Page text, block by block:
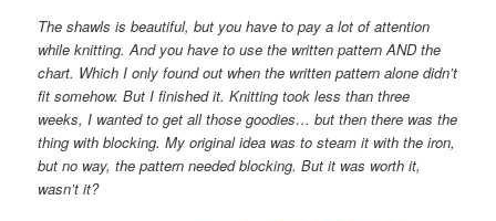
The shawls is beautiful, but you have to pay a lot of attention
while knitting. And you have to use the written pattern AND the
chart. Which I only found out when the written pattern alone didn’t
fit somehow. But I finished it. Knitting took less than three
weeks, I wanted to get all those goodies… but then there was the
thing with blocking. My original idea was to steam it with the iron,
but no way, the pattern needed blocking. But it was worth it,
wasn’t it?